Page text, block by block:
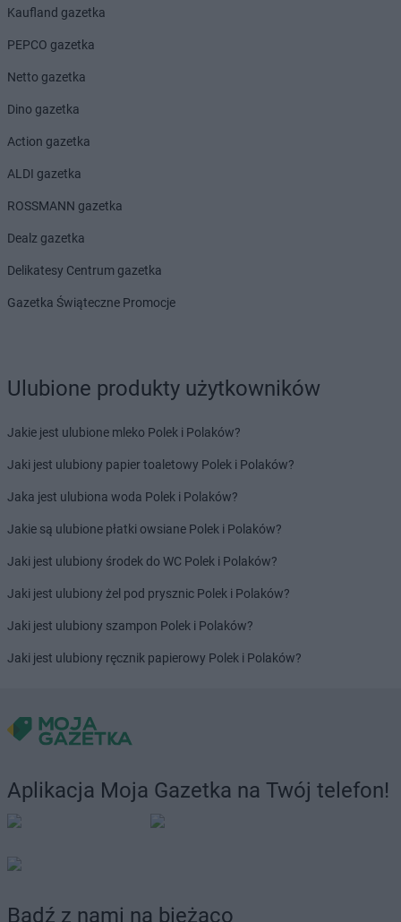
Kaufland gazetka
PEPCO gazetka
Netto gazetka
Dino gazetka
Action gazetka
ALDI gazetka
ROSSMANN gazetka
Dealz gazetka
Delikatesy Centrum gazetka
Gazetka Świąteczne Promocje
Ulubione produkty użytkowników
Jakie jest ulubione mleko Polek i Polaków?
Jaki jest ulubiony papier toaletowy Polek i Polaków?
Jaka jest ulubiona woda Polek i Polaków?
Jakie są ulubione płatki owsiane Polek i Polaków?
Jaki jest ulubiony środek do WC Polek i Polaków?
Jaki jest ulubiony żel pod prysznic Polek i Polaków?
Jaki jest ulubiony szampon Polek i Polaków?
Jaki jest ulubiony ręcznik papierowy Polek i Polaków?
Aplikacja Moja Gazetka na Twój telefon!
Bądź z nami na bieżąco